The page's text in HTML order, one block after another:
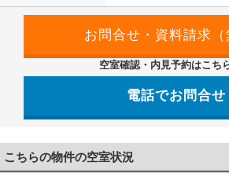
空室確認・内見予約はこち
電話でお問合せ
こちらの物件の空室状況